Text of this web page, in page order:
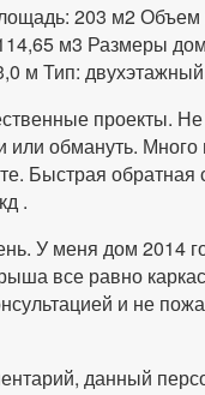
203 м2 Объем
м3 Размеры
м Тип:
проекты.
или обмануть. Много
Быстрая обратная
.
У меня дом 2014
все равно
и не
данный